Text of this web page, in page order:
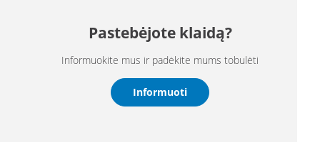
Pastebėjote klaidą?
Informuokite mus ir padėkite mums tobulėti
Informuoti